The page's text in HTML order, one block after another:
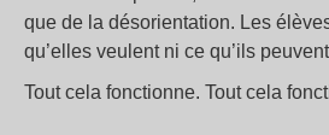
que de la désorientation. Les
qu’elles veulent ni ce qu’ils
Tout cela fonctionne. Tout cela